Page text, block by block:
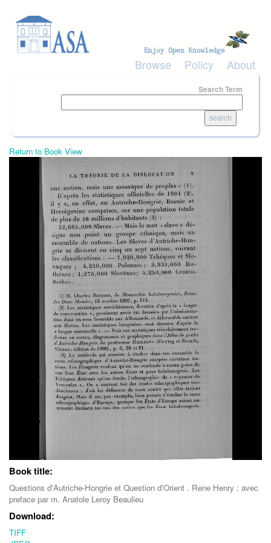
Browse Policy About
Search Term
Return to Book View
Book title:
Questions d'Autriche-Hongrie et Question d'Orient . Rene Henry ; avec
preface par m. Anatole Leroy Beaulieu
Download:
TIFF